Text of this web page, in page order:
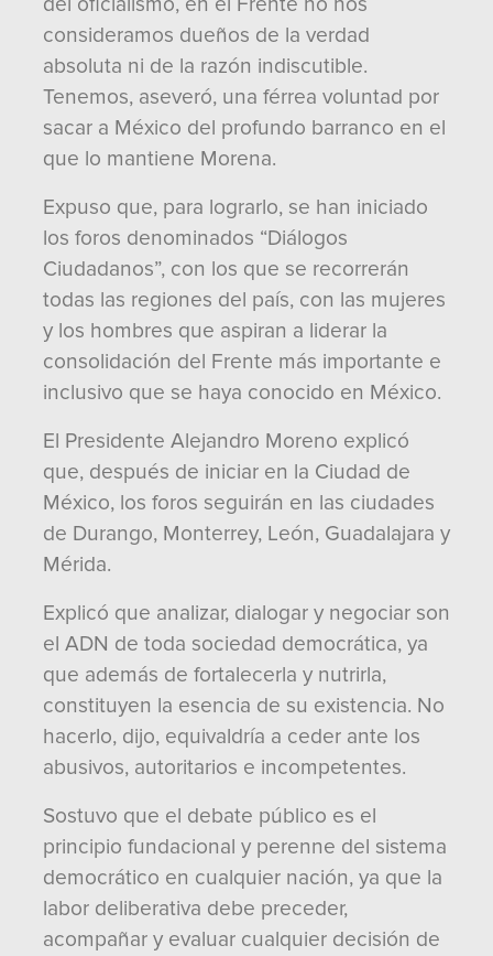
consideramos dueños de la verdad
absoluta ni de la razón indiscutible.
Tenemos, aseveró, una férrea voluntad por
sacar a México del profundo barranco en el
que lo mantiene Morena.
Expuso que, para lograrlo, se han iniciado
los foros denominados “Diálogos
Ciudadanos”, con los que se recorrerán
todas las regiones del país, con las mujeres
y los hombres que aspiran a liderar la
consolidación del Frente más importante e
inclusivo que se haya conocido en México.
El Presidente Alejandro Moreno explicó
que, después de iniciar en la Ciudad de
México, los foros seguirán en las ciudades
de Durango, Monterrey, León, Guadalajara y
Mérida.
Explicó que analizar, dialogar y negociar son
el ADN de toda sociedad democrática, ya
que además de fortalecerla y nutrirla,
constituyen la esencia de su existencia. No
hacerlo, dijo, equivaldría a ceder ante los
abusivos, autoritarios e incompetentes.
Sostuvo que el debate público es el
principio fundacional y perenne del sistema
democrático en cualquier nación, ya que la
labor deliberativa debe preceder,
acompañar y evaluar cualquier decisión de